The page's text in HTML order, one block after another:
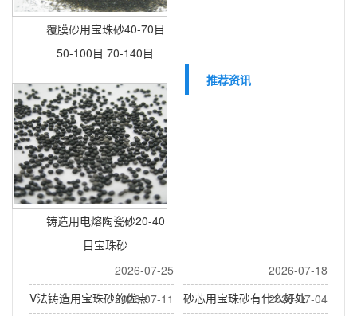
覆膜砂用宝珠砂40-70目
50-100目 70-140目
铸造用电熔陶瓷砂20-40
目宝珠砂
推荐资讯
2026-07-25
V法铸造用宝珠砂的优点
2026-07-18
砂芯用宝珠砂有什么好处
2026-07-11
2026-07-04